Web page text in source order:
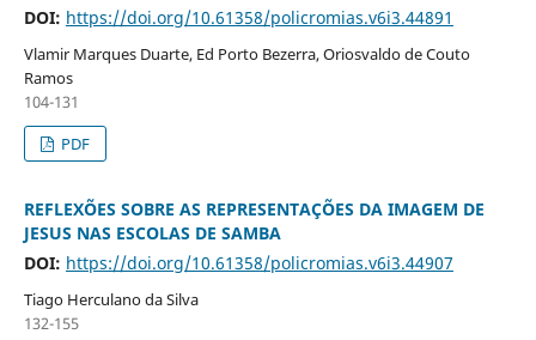
DOI: https://doi.org/10.61358/policromias.v6i3.44891
Vlamir Marques Duarte, Ed Porto Bezerra, Oriosvaldo de Couto
Ramos
104-131
PDF
REFLEXÕES SOBRE AS REPRESENTAÇÕES DA IMAGEM DE
JESUS NAS ESCOLAS DE SAMBA
DOI: https://doi.org/10.61358/policromias.v6i3.44907
Tiago Herculano da Silva
132-155